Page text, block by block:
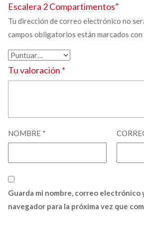
Escalera 2 Compartimentos”
Tu dirección de correo electrónico no
campos obligatorios están marcados con
Tu valoración *
NOMBRE *
Guarda mi nombre, correo electrónico
navegador para la próxima vez que